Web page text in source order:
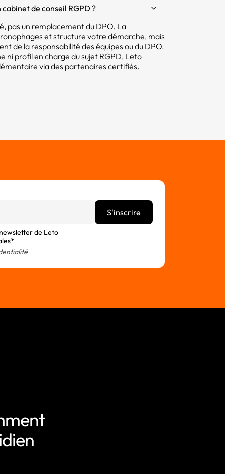
de conseil RGPD ?
pas un remplacement du DPO. La
et structure votre démarche, mais
de la responsabilité des équipes ou du DPO.
ni profil en charge du sujet RGPD, Leto
via des partenaires certifiés.
de Leto